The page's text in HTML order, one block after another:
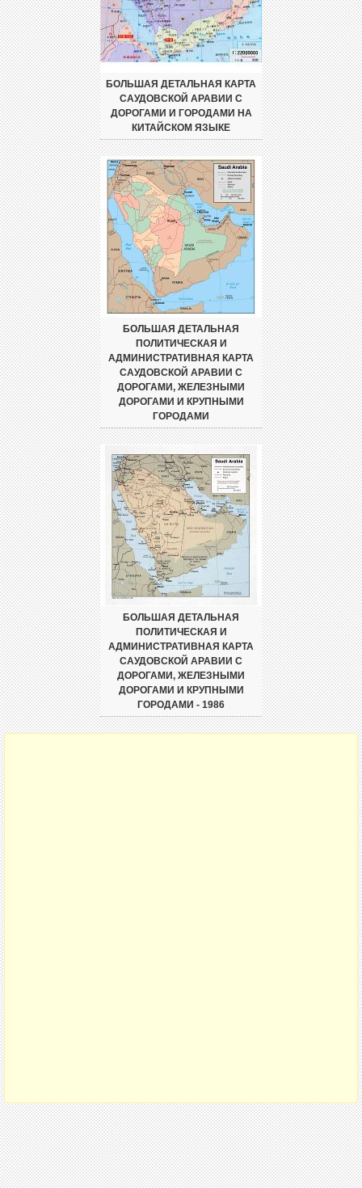
БОЛЬШАЯ ДЕТАЛЬНАЯ КАРТА
САУДОВСКОЙ АРАВИИ С
ДОРОГАМИ И ГОРОДАМИ НА
КИТАЙСКОМ ЯЗЫКЕ
БОЛЬШАЯ ДЕТАЛЬНАЯ
ПОЛИТИЧЕСКАЯ И
АДМИНИСТРАТИВНАЯ КАРТА
САУДОВСКОЙ АРАВИИ С
ДОРОГАМИ, ЖЕЛЕЗНЫМИ
ДОРОГАМИ И КРУПНЫМИ
ГОРОДАМИ
БОЛЬШАЯ ДЕТАЛЬНАЯ
ПОЛИТИЧЕСКАЯ И
АДМИНИСТРАТИВНАЯ КАРТА
САУДОВСКОЙ АРАВИИ С
ДОРОГАМИ, ЖЕЛЕЗНЫМИ
ДОРОГАМИ И КРУПНЫМИ
ГОРОДАМИ - 1986